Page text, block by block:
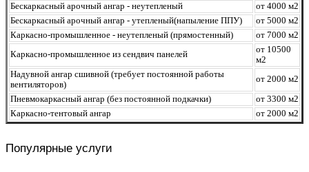
Бескаркасный арочный ангар - неутепленый
от 4000 м2
Бескаркасный арочный ангар - утепленый(напыление ППУ)
от 5000 м2
Каркасно-промышленное - неутепленый (прямостенный)
от 7000 м2
Каркасно-промышленное из сендвич панелей
от 10500
м2
Надувной ангар сшивной (требует постоянной работы
вентиляторов)
от 2000 м2
Пневмокаркасный ангар (без постоянной подкачки)
от 3300 м2
Каркасно-тентовый ангар
от 2000 м2
Популярные услуги